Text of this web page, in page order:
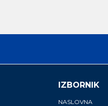
IZBORNIK
NASLOVNA